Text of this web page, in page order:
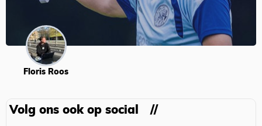
Floris Roos
Volg ons ook op social